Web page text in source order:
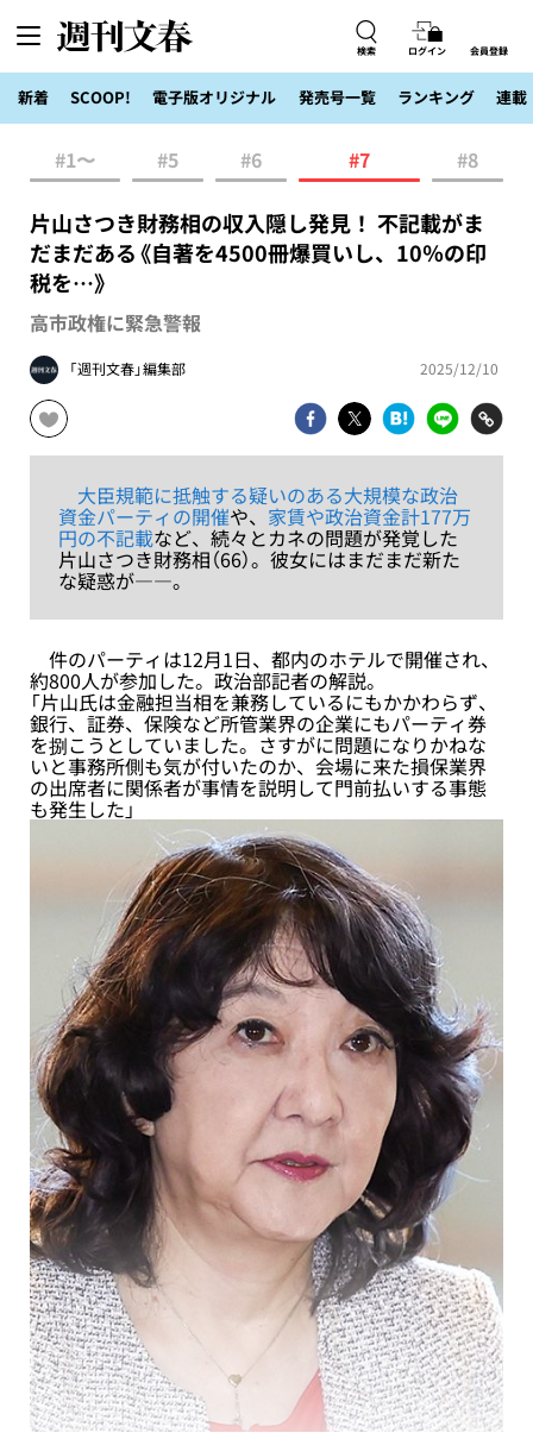
検索 ログイン 会員登録
新着 SCOOP! 電子版オリジナル 発売号一覧 ランキング 連載
#1〜 #5 #6 #7 #8
片山さつき財務相の収入隠し発見！ 不記載がま
だまだある《自著を4500冊爆買いし、10％の印
税を…》
高市政権に緊急警報
「週刊文春」編集部 2025/12/10
大臣規範に抵触する疑いのある大規模な政治
資金パーティの開催や、 家賃や政治資金計177万
円の不記載など、続々とカネの問題が発覚した
片山さつき財務相（66）。彼女にはまだまだ新た
な疑惑が――。
件のパーティは12月1日、都内のホテルで開催され、
約800人が参加した。政治部記者の解説。
「片山氏は金融担当相を兼務しているにもかかわらず、
銀行、証券、保険など所管業界の企業にもパーティ券
を捌こうとしていました。さすがに問題になりかねな
いと事務所側も気が付いたのか、会場に来た損保業界
の出席者に関係者が事情を説明して門前払いする事態
も発生した」